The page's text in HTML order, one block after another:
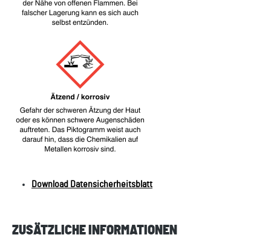
Download Datensicherheitsblatt
ZUSÄTZLICHE INFORMATIONEN